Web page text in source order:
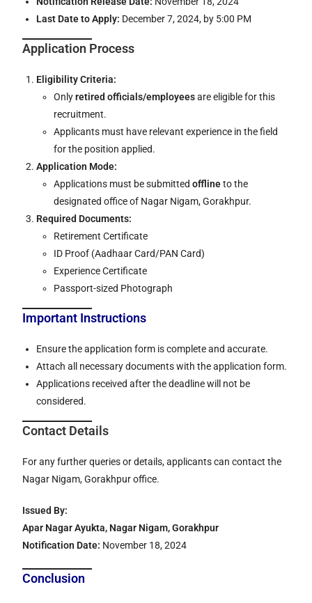
Last Date to Apply: December 7, 2024, by 5:00 PM
Application Process
Eligibility Criteria:
Onlyretired officials/employeesare eligible for this
recruitment.
Applicants must have relevant experience in the field
for the position applied.
Application Mode:
Applications must be submittedofflineto the
designated office of Nagar Nigam, Gorakhpur.
Required Documents:
Retirement Certificate
ID Proof (Aadhaar Card/PAN Card)
Experience Certificate
Passport-sized Photograph
Important Instructions
Ensure the application form is complete and accurate.
Attach all necessary documents with the application form.
Applications received after the deadline will not be
considered.
Contact Details
For any further queries or details, applicants can contact the
Nagar Nigam, Gorakhpur office.
Issued By:
Apar Nagar Ayukta, Nagar Nigam, Gorakhpur
Notification Date: November 18, 2024
Conclusion